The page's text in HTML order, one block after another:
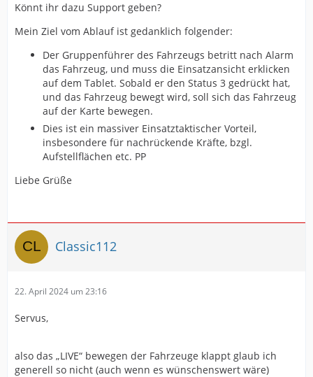
Könnt ihr dazu Support geben?
Mein Ziel vom Ablauf ist gedanklich folgender:
Der Gruppenführer des Fahrzeugs betritt nach Alarm
das Fahrzeug, und muss die Einsatzansicht erklicken
auf dem Tablet. Sobald er den Status 3 gedrückt hat,
und das Fahrzeug bewegt wird, soll sich das Fahrzeug
auf der Karte bewegen.
Dies ist ein massiver Einsatztaktischer Vorteil,
insbesondere für nachrückende Kräfte, bzgl.
Aufstellflächen etc. PP
Liebe Grüße
Classic112
22. April 2024 um 23:16
Servus,
also das „LIVE“ bewegen der Fahrzeuge klappt glaub ich
generell so nicht (auch wenn es wünschenswert wäre)